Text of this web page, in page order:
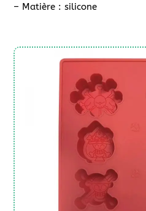
– Matière : silicone